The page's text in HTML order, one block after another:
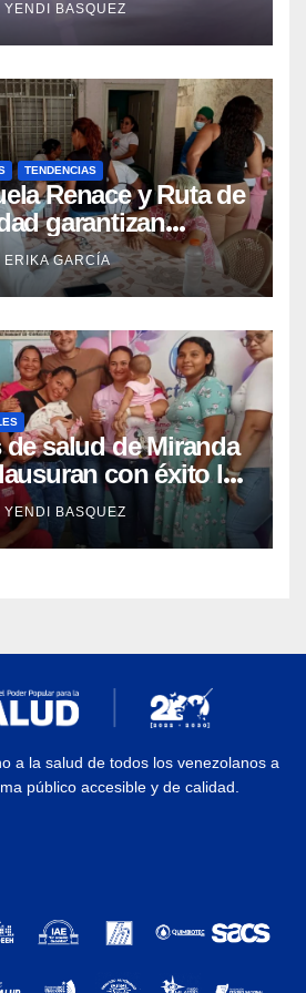
YENDI BASQUEZ
TENDENCIAS
Renace y Ruta de
garantizan
integral en
ERIKA GARCÍA
salud de Miranda
con éxito la
de la Lactancia
YENDI BASQUEZ
a la salud de todos los venezolanos a
público accesible y de calidad.